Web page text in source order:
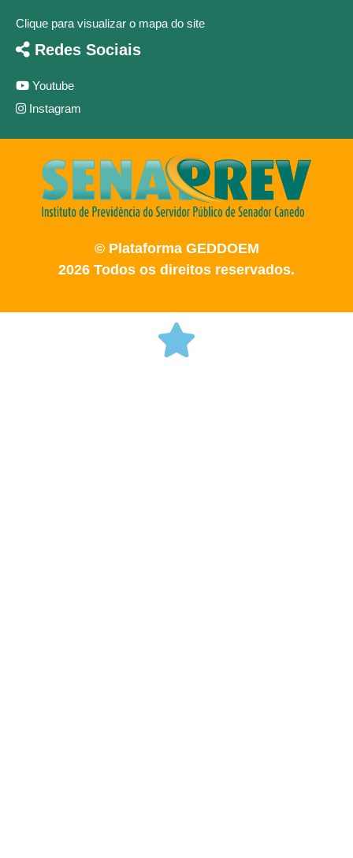
Clique para visualizar o mapa do site
Redes Sociais
Youtube
Instagram
© Plataforma GEDDOEM
2026 Todos os direitos reservados.